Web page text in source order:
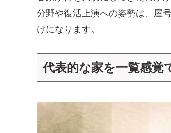
分野や復活上演への姿勢は、屋
けになります。
代表的な家を一覧感覚